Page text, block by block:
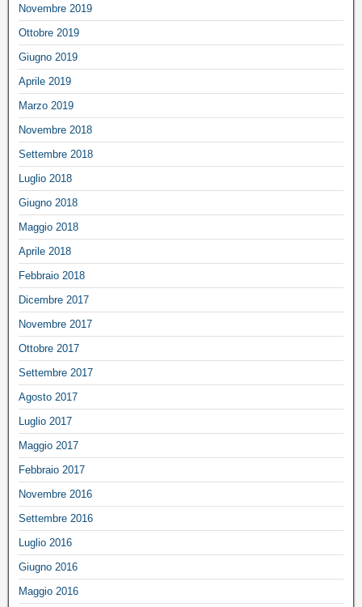
Novembre 2019
Ottobre 2019
Giugno 2019
Aprile 2019
Marzo 2019
Novembre 2018
Settembre 2018
Luglio 2018
Giugno 2018
Maggio 2018
Aprile 2018
Febbraio 2018
Dicembre 2017
Novembre 2017
Ottobre 2017
Settembre 2017
Agosto 2017
Luglio 2017
Maggio 2017
Febbraio 2017
Novembre 2016
Settembre 2016
Luglio 2016
Giugno 2016
Maggio 2016